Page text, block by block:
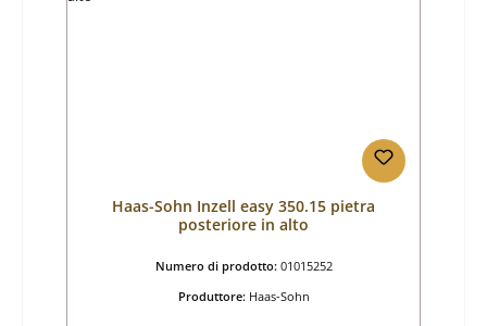
Haas-Sohn Inzell easy 350.15 pietra
posteriore in alto
Numero di prodotto: 01015252
Produttore: Haas-Sohn